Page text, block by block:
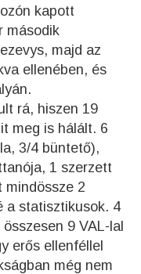
kapott
második
majd az
ellenében, és
rá, hiszen 19
meg is hálált. 6
3/4 büntető),
1 szerzett
mindössze 2
a statisztikusok. 4
9 VAL-lal
erős ellenféllel
még nem